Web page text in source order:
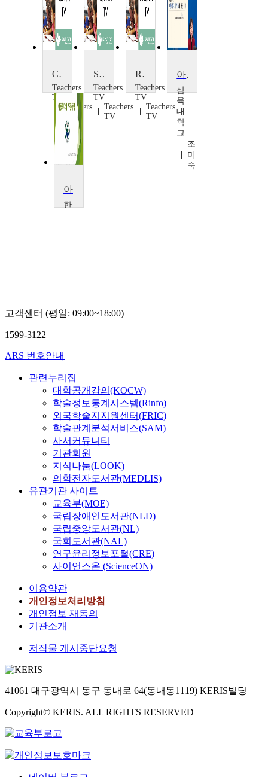
Child Abuse: Girl Speaks Out
Teachers
TV
Teachers
Self-Esteem
Teachers
TV
Teachers
TV
Raising Self-Esteem
Teachers
TV
Teachers
TV
아동복지론
삼
육
대
학
교
조
미
숙
아동학대와 가정폭력
한
고객센터 (평일: 09:00~18:00)
1599-3122
ARS 번호안내
관련누리집
대학공개강의(KOCW)
학술정보통계시스템(Rinfo)
외국학술지지원센터(FRIC)
학술관계분석서비스(SAM)
사서커뮤니티
기관회원
지식나눔(LOOK)
의학전자도서관(MEDLIS)
유관기관 사이트
교육부(MOE)
국립장애인도서관(NLD)
국립중앙도서관(NL)
국회도서관(NAL)
연구윤리정보포털(CRE)
사이언스온 (ScienceON)
이용약관
개인정보처리방침
개인정보 재동의
기관소개
저작물 게시중단요청
41061 대구광역시 동구 동내로 64(동내동1119) KERIS빌딩
Copyright© KERIS. ALL RIGHTS RESERVED